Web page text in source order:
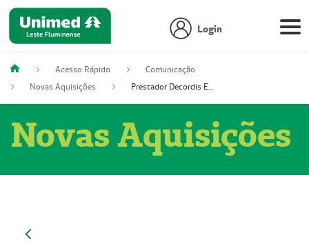
Login
Acesso Rápido
Comunicação
Novas Aquisições
Prestador Decordis Exames Cardiológicos LTDA (51004347-4)
Novas Aquisições